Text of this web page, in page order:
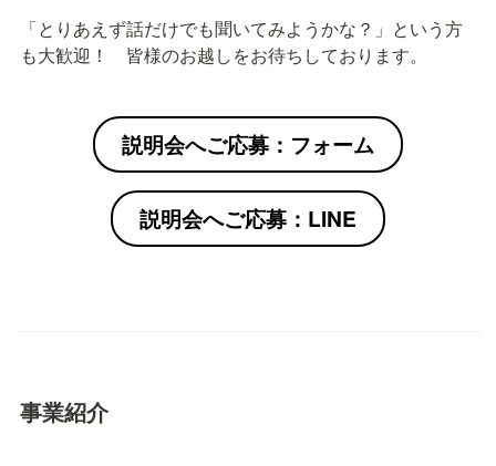
「とりあえず話だけでも聞いてみようかな？」という方
も大歓迎！　皆様のお越しをお待ちしております。
説明会へご応募：フォーム
説明会へご応募：LINE
事業紹介